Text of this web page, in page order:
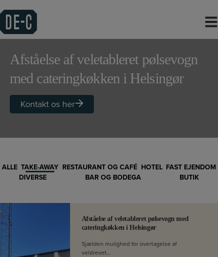
til
indholdet
Afståelse af veletableret pølsevogn
med cateringkøkken i Helsingør
Kontakt os her
ALLE TAKE-AWAY RESTAURANT OG CAFÉ HOTEL FAST EJENDOM
DIVERSE
BAR OG BODEGA BUTIK
Afståelse af veletableret pølsevogn med
cateringkøkken i Helsingør
Sjælden mulighed for overtagelse af
veldrevet…